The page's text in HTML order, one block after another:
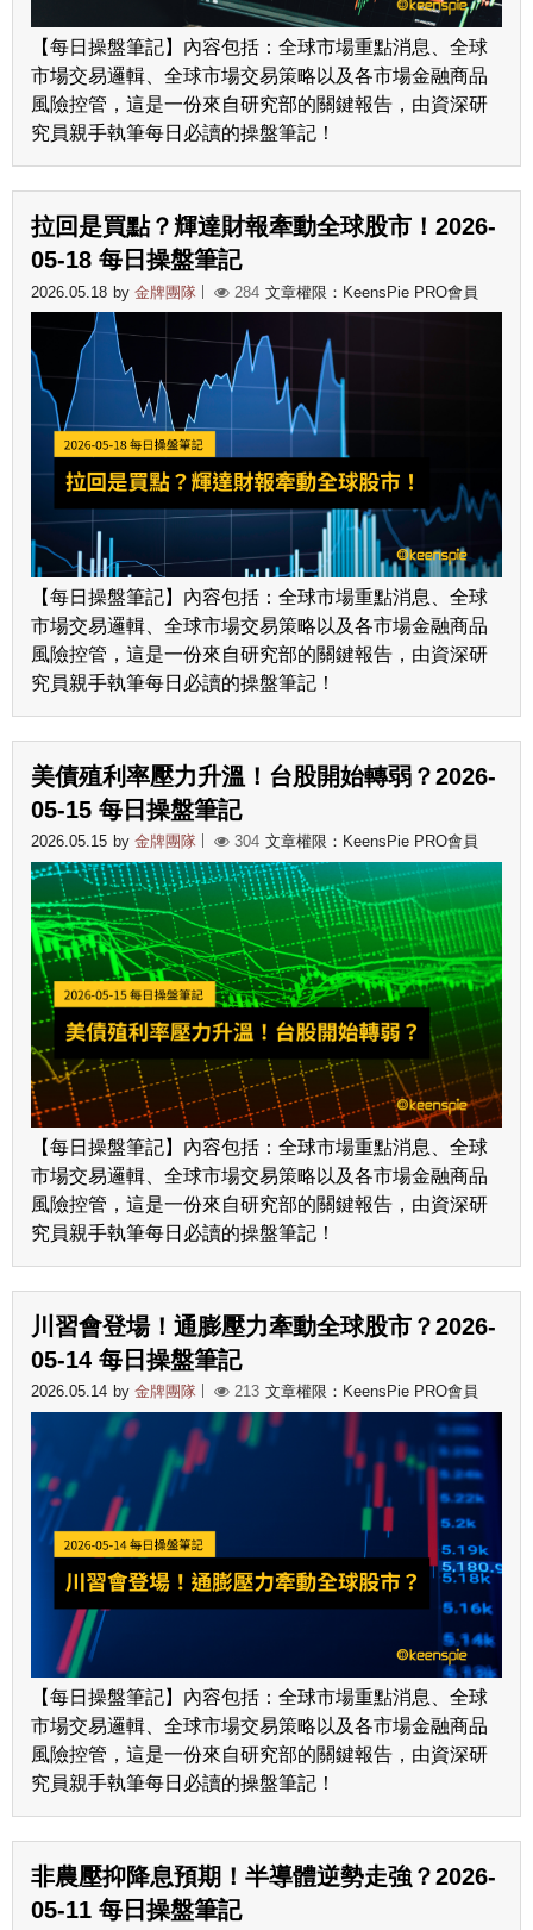
【每日操盤筆記】內容包括：全球市場重點消息、全球
市場交易邏輯、全球市場交易策略以及各市場金融商品
風險控管，這是一份來自研究部的關鍵報告，由資深研
究員親手執筆每日必讀的操盤筆記！
拉回是買點？輝達財報牽動全球股市！2026-
05-18 每日操盤筆記
2026.05.18 by 金牌團隊 284 文章權限：KeensPie PRO會員
【每日操盤筆記】內容包括：全球市場重點消息、全球
市場交易邏輯、全球市場交易策略以及各市場金融商品
風險控管，這是一份來自研究部的關鍵報告，由資深研
究員親手執筆每日必讀的操盤筆記！
美債殖利率壓力升溫！台股開始轉弱？2026-
05-15 每日操盤筆記
2026.05.15 by 金牌團隊 304 文章權限：KeensPie PRO會員
【每日操盤筆記】內容包括：全球市場重點消息、全球
市場交易邏輯、全球市場交易策略以及各市場金融商品
風險控管，這是一份來自研究部的關鍵報告，由資深研
究員親手執筆每日必讀的操盤筆記！
川習會登場！通膨壓力牽動全球股市？2026-
05-14 每日操盤筆記
2026.05.14 by 金牌團隊 213 文章權限：KeensPie PRO會員
【每日操盤筆記】內容包括：全球市場重點消息、全球
市場交易邏輯、全球市場交易策略以及各市場金融商品
風險控管，這是一份來自研究部的關鍵報告，由資深研
究員親手執筆每日必讀的操盤筆記！
非農壓抑降息預期！半導體逆勢走強？2026-
05-11 每日操盤筆記